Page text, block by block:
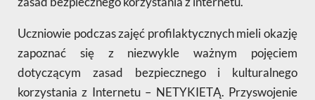
Uczniowie podczas zajęć profilaktycznych mieli okazję
zapoznać się z niezwykle ważnym pojęciem
dotyczącym zasad bezpiecznego i kulturalnego
korzystania z Internetu – NETYKIETĄ. Przyswojenie